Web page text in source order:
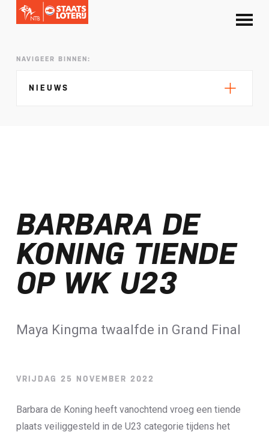
NAVIGEER BINNEN:
NIEUWS
Selectie EK lange afstand Almere bekend
Kalenders T50 en T100 World Championship
Tour 2027 bekend
NTB ontvangt bijdrage van Nederlandse
Loterij​
BARBARA DE
KONING TIENDE
OP WK U23
Maya Kingma twaalfde in Grand Final
VRIJDAG 25 NOVEMBER 2022
Barbara de Koning heeft vanochtend vroeg een tiende
plaats veiliggesteld in de U23 categorie tijdens het